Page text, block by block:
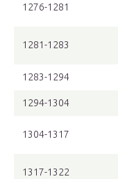
1276-1281
1281-1283
1283-1294
1294-1304
1304-1317
1317-1322